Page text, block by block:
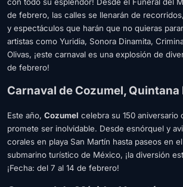
de febrero, las calles se llenarán de
y espectáculos que harán que no quieras
artistas como Yuridia, Sonora Dinamita,
Olivas, ¡este carnaval es una explosión de
de febrero!
Carnaval de Cozumel, Quintana
Este año, Cozumel celebra su 150 aniversario
promete ser inolvidable. Desde esnórquel y
corales en playa San Martín hasta paseos en
submarino turístico de México, ¡la diversión
¡Fecha: del 7 al 14 de febrero!